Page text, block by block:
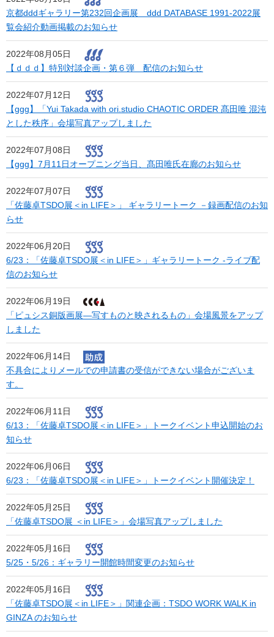
京都dddギャラリー第232回企画展 ddd DATABASE 1991-2022展
覧会紹介動画掲載のお知らせ
2022年08月05日
【ｄｄｄ】特別対談企画・第６弾 配信のお知らせ
2022年07月12日
【ggg】「Yui Takada with ori.studio CHAOTIC ORDER 髙田唯 混沌
とした秩序」会場写真アップしました
2022年07月08日
【ggg】7月11日オープニング当日、髙田唯氏在廊のお知らせ
2022年07月07日
「佐藤卓TSDO展＜in LIFE＞」 ギャラリートーク －録画配信のお知
らせ
2022年06月20日
6/23：「佐藤卓TSDO展＜in LIFE＞」ギャラリートーク -ライブ配
信のお知らせ
2022年06月19日
「ピュシス銅版画展―写すものと映されるもの」会場風景をアップ
しました
2022年06月14日
不具合によりメールでの申請書の受信ができない場合がございま
す。
2022年06月11日
6/13：「佐藤卓TSDO展＜in LIFE＞」トークイベント申込開始のお
知らせ
2022年06月06日
6/23：「佐藤卓TSDO展＜in LIFE＞」トークイベント開催決定！
2022年05月25日
「佐藤卓TSDO展 ＜in LIFE＞」会場写真アップしました
2022年05月16日
5/25・5/26：ギャラリー開館時間変更のお知らせ
2022年05月16日
「佐藤卓TSDO展＜in LIFE＞」関連企画：TSDO WORK WALK in
GINZA のお知らせ